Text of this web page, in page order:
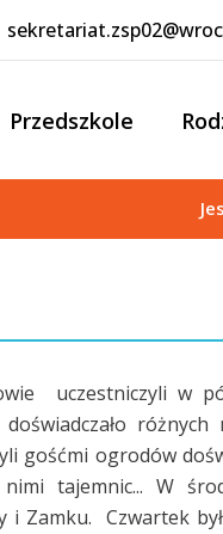
Przedszkole
uczestniczyli w
doświadczało
gośćmi ogrodów
tajemnic... W
Zamku. Czwartek